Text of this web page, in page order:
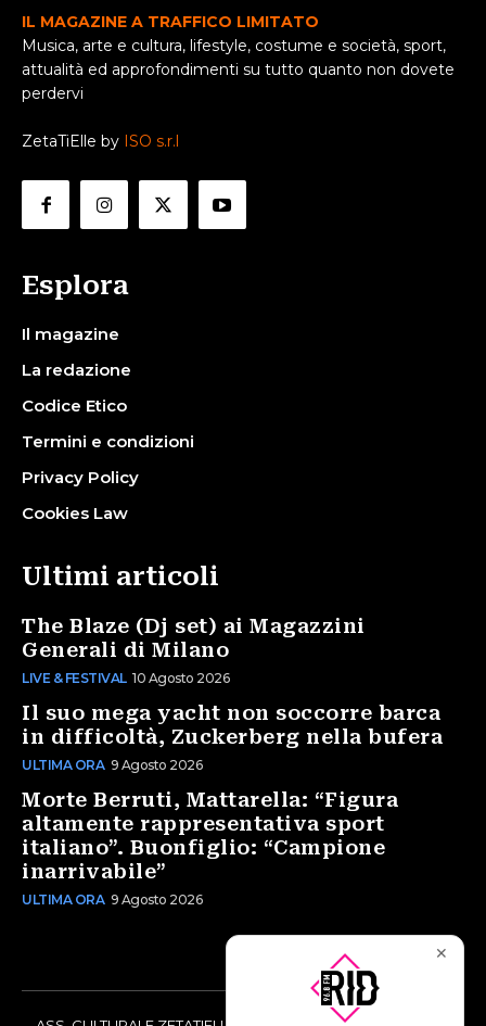
IL MAGAZINE A TRAFFICO LIMITATO
Musica, arte e cultura, lifestyle, costume e società, sport,
attualità ed approfondimenti su tutto quanto non dovete
perdervi
ZetaTiElle by ISO s.r.l
Esplora
Il magazine
La redazione
Codice Etico
Termini e condizioni
Privacy Policy
Cookies Law
Ultimi articoli
The Blaze (Dj set) ai Magazzini
Generali di Milano
LIVE & FESTIVAL 10 Agosto 2026
Il suo mega yacht non soccorre barca
in difficoltà, Zuckerberg nella bufera
ULTIMA ORA 9 Agosto 2026
Morte Berruti, Mattarella: “Figura
altamente rappresentativa sport
italiano”. Buonfiglio: “Campione
inarrivabile”
ULTIMA ORA 9 Agosto 2026
✕